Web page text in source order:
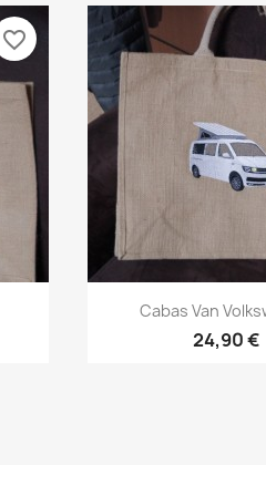
favorite_border
Aperçu
Cabas Van
24,90 €